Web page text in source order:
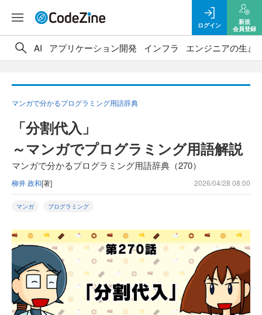
ログイン
新規
会員登録
AI アプリケーション開発 インフラ エンジニアの生き
マンガで分かるプログラミング用語辞典
「分割代入」
～マンガでプログラミング用語解説
マンガで分かるプログラミング用語辞典（270）
柳井 政和[著] 2026/04/28 08:00
マンガ プログラミング